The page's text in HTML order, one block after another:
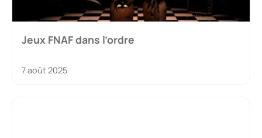
Jeux FNAF dans l’ordre
7 août 2025